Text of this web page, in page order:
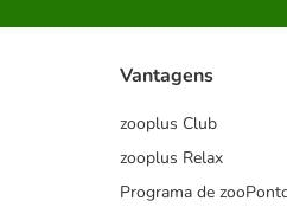
Vantagens
zooplus Club
zooplus Relax
Programa de